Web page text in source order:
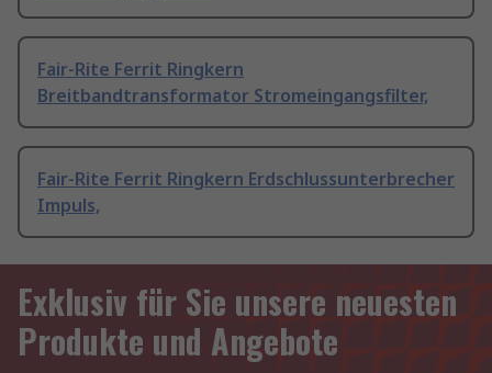
Fair-Rite Ferrit Ringkern
Breitbandtransformator Stromeingangsfilter,
Fair-Rite Ferrit Ringkern Erdschlussunterbrecher
Impuls,
Exklusiv für Sie unsere neuesten
Produkte und Angebote